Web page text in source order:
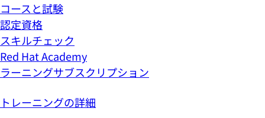
コースと試験
認定資格
スキルチェック
Red Hat Academy
ラーニングサブスクリプション
トレーニングの詳細